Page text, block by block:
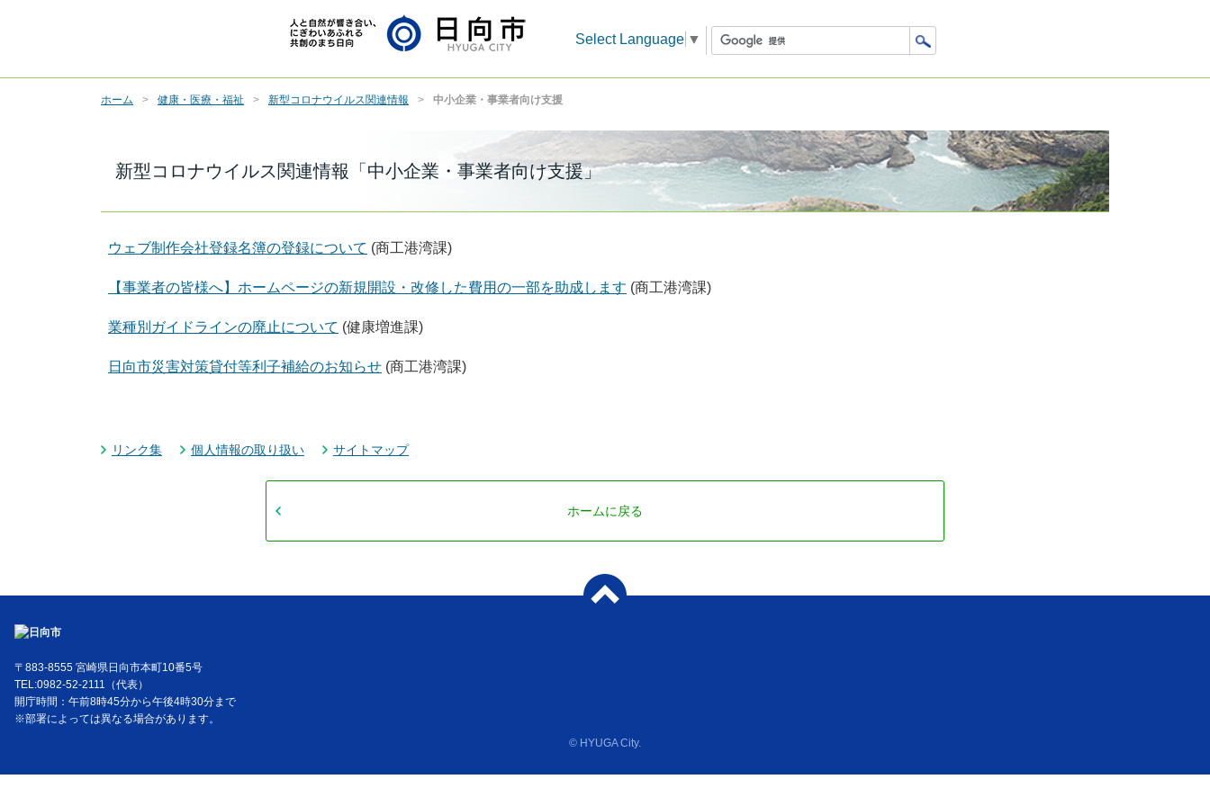
Select Language ▼
ホーム 健康・医療・福祉 新型コロナウイルス関連情報 中小企業・事業者向け支援
新型コロナウイルス関連情報「中小企業・事業者向け支援」
ウェブ制作会社登録名簿の登録について (商工港湾課)
【事業者の皆様へ】ホームページの新規開設・改修した費用の一部を助成します (商工港湾課)
業種別ガイドラインの廃止について (健康増進課)
日向市災害対策貸付等利子補給のお知らせ (商工港湾課)
リンク集 個人情報の取り扱い サイトマップ
ホームに戻る
〒883-8555 宮崎県日向市本町10番5号
TEL:0982-52-2111（代表）
開庁時間：午前8時45分から午後4時30分まで
※部署によっては異なる場合があります。
© HYUGA City.